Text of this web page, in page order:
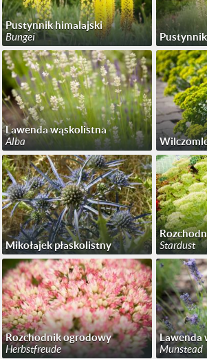
Pustynnik himalajski
Bungei
Lawenda wąskolistna
Alba
Mikołajek płaskolistny
Stardust
Rozchodnik ogrodowy
Herbstfreude
Lawenda
Munstead